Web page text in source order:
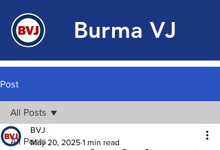
Burma VJ
Post
All Posts
All Posts
BVJ
May 20, 2025 1 min read